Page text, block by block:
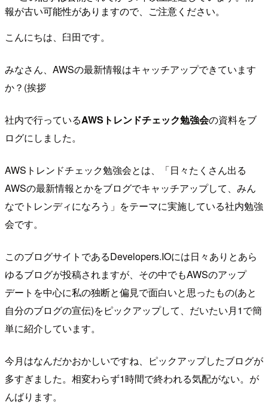
報が古い可能性がありますので、ご注意ください。
こんにちは、臼田です。
みなさん、AWSの最新情報はキャッチアップできています
か？(挨拶
社内で行っているAWSトレンドチェック勉強会の資料をブ
ログにしました。
AWSトレンドチェック勉強会とは、「日々たくさん出る
AWSの最新情報とかをブログでキャッチアップして、みん
なでトレンディになろう」をテーマに実施している社内勉強
会です。
このブログサイトであるDevelopers.IOには日々ありとあら
ゆるブログが投稿されますが、その中でもAWSのアップ
デートを中心に私の独断と偏見で面白いと思ったもの(あと
自分のブログの宣伝)をピックアップして、だいたい月1で簡
単に紹介しています。
今月はなんだかおかしいですね、ピックアップしたブログが
多すぎました。相変わらず1時間で終われる気配がない。が
んばります。